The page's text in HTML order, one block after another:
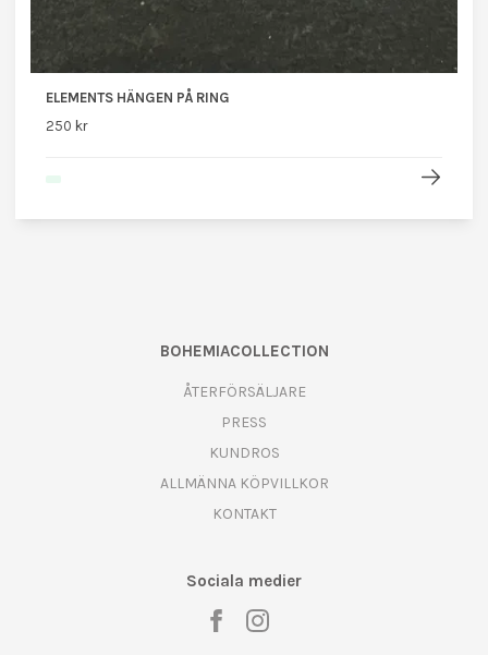
ELEMENTS HÄNGEN PÅ RING
250 kr
BOHEMIACOLLECTION
ÅTERFÖRSÄLJARE
PRESS
KUNDROS
ALLMÄNNA KÖPVILLKOR
KONTAKT
Sociala medier